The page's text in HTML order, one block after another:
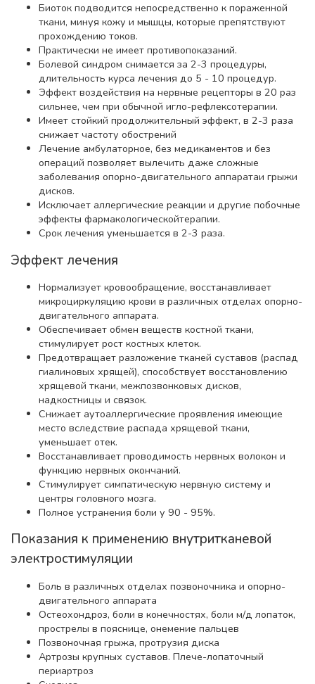
Биоток подводится непосредственно к пораженной
ткани, минуя кожу и мышцы, которые препятствуют
прохождению токов.
Практически не имеет противопоказаний.
Болевой синдром снимается за 2-3 процедуры,
длительность курса лечения до 5 - 10 процедур.
Эффект воздействия на нервные рецепторы в 20 раз
сильнее, чем при обычной игло-рефлексотерапии.
Имеет стойкий продолжительный эффект, в 2-3 раза
снижает частоту обострений
Лечение амбулаторное, без медикаментов и без
операций позволяет вылечить даже сложные
заболевания опорно-двигательного аппаратаи грыжи
дисков.
Исключает аллергические реакции и другие побочные
эффекты фармакологическойтерапии.
Срок лечения уменьшается в 2-3 раза.
Эффект лечения
Нормализует кровообращение, восстанавливает
микроциркуляцию крови в различных отделах опорно-
двигательного аппарата.
Обеспечивает обмен веществ костной ткани,
стимулирует рост костных клеток.
Предотвращает разложение тканей суставов (распад
гиалиновых хрящей), способствует восстановлению
хрящевой ткани, межпозвонковых дисков,
надкостницы и связок.
Снижает аутоаллергические проявления имеющие
место вследствие распада хрящевой ткани,
уменьшает отек.
Восстанавливает проводимость нервных волокон и
функцию нервных окончаний.
Стимулирует симпатическую нервную систему и
центры головного мозга.
Полное устранения боли у 90 - 95%.
Показания к применению внутритканевой
электростимуляции
Боль в различных отделах позвоночника и опорно-
двигательного аппарата
Остеохондроз, боли в конечностях, боли м/д лопаток,
прострелы в пояснице, онемение пальцев
Позвоночная грыжа, протрузия диска
Артрозы крупных суставов. Плече-лопаточный
периартроз